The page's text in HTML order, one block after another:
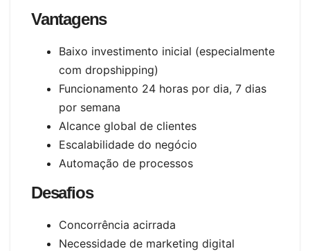
Vantagens
Baixo investimento inicial (especialmente
com dropshipping)
Funcionamento 24 horas por dia, 7 dias
por semana
Alcance global de clientes
Escalabilidade do negócio
Automação de processos
Desafios
Concorrência acirrada
Necessidade de marketing digital